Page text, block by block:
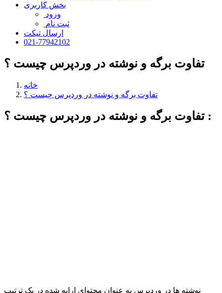
بخش کاربری
ورود
ثبت نام
ارسال تیکت
021-77942102
تفاوت برگه و نوشته در وردپرس چیست ؟
خانه
تفاوت برگه و نوشته در وردپرس چیست ؟
تفاوت برگه و نوشته در وردپرس چیست ؟ :
نوشته ها در وردپرس به عنوان محتوای ارایه شده در یک ترتیب